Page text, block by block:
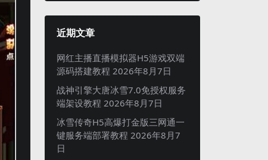
近期文章
网红主播直播模拟器H5游戏双端
源码搭建教程 2026年8月7日
战神引擎大唐冰雪7.0免授权服务
端架设教程 2026年8月7日
冰雪传奇H5高爆打金版三网通一
键服务端部署教程 2026年8月7
日